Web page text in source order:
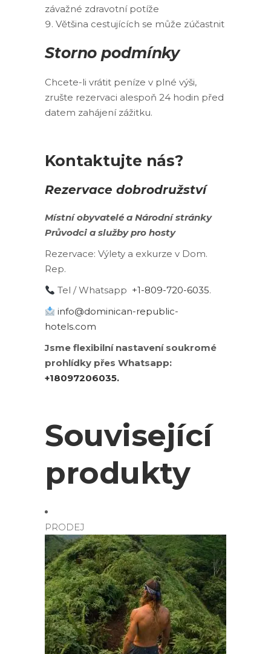
závažné zdravotní potíže
Většina cestujících se může zúčastnit
Storno podmínky
Chcete-li vrátit peníze v plné výši,
zrušte rezervaci alespoň 24 hodin před
datem zahájení zážitku.
Kontaktujte nás?
Rezervace dobrodružství
Místní obyvatelé a Národní stránky
Průvodci a služby pro hosty
Rezervace: Výlety a exkurze v Dom.
Rep.
Tel / Whatsapp +1-809-720-6035.
info@dominican-republic-
hotels.com
Jsme flexibilní nastavení soukromé
prohlídky přes Whatsapp:
+18097206035.
Související
produkty
PRODEJ